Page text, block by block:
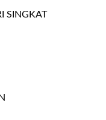
SINGKAT